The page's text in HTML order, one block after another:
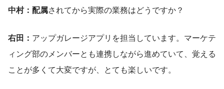
中村：配属されてから実際の業務はどうですか？
右田： アップガレージアプリを担当しています。マーケテ
ィング部のメンバーとも連携しながら進めていて、覚える
ことが多くて大変ですが、とても楽しいです。